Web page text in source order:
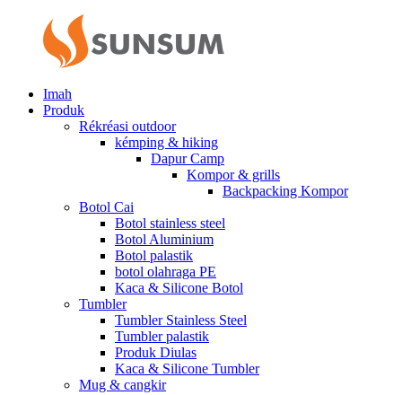
Imah
Produk
Rékréasi outdoor
kémping & hiking
Dapur Camp
Kompor & grills
Backpacking Kompor
Botol Cai
Botol stainless steel
Botol Aluminium
Botol palastik
botol olahraga PE
Kaca & Silicone Botol
Tumbler
Tumbler Stainless Steel
Tumbler palastik
Produk Diulas
Kaca & Silicone Tumbler
Mug & cangkir